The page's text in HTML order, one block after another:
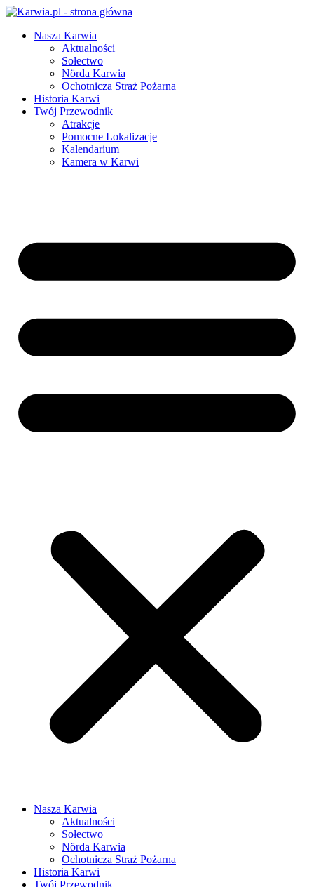
Nasza Karwia
Aktualności
Sołectwo
Nörda Karwia
Ochotnicza Straż Pożarna
Historia Karwi
Twój Przewodnik
Atrakcje
Pomocne Lokalizacje
Kalendarium
Kamera w Karwi
Nasza Karwia
Aktualności
Sołectwo
Nörda Karwia
Ochotnicza Straż Pożarna
Historia Karwi
Twój Przewodnik